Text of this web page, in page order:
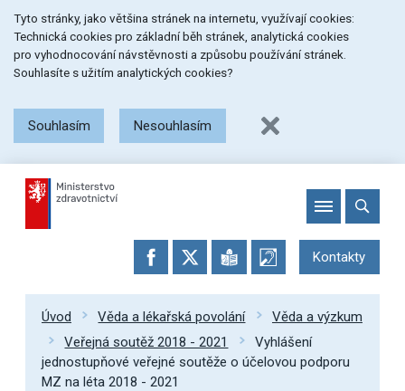
na
menu
na
obsah
na
patičku
stránky
Tyto stránky, jako většina stránek na internetu, využívají cookies:
Technická cookies pro základní běh stránek, analytická cookies
pro vyhodnocování návstěvnosti a způsobu používání stránek.
Souhlasíte s užitím analytických cookies?
Souhlasím Nesouhlasím
Kontakty
Úvod Věda a lékařská povolání
Věda a výzkum
Veřejná soutěž 2018 - 2021
Vyhlášení
jednostupňové veřejné soutěže o účelovou podporu
MZ na léta 2018 - 2021